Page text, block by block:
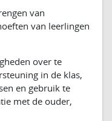
van
van leerlingen
over te
in de klas,
en gebruik te
met de ouder,